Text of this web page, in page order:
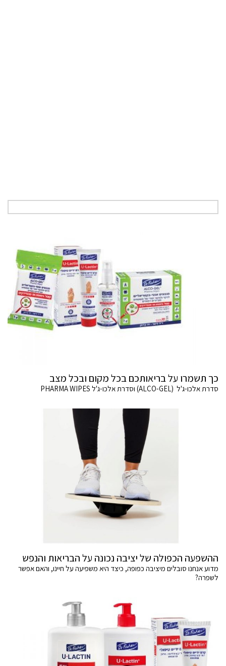
כך תשמרו על בריאותכם בכל מקום ובכל מצב
סדרת אלכו-ג'ל (ALCO-GEL) וסדרת אלכו-ג'ל PHARMA WIPES
ההשפעה הכפולה של יציבה נכונה על הבריאות והנפש
מדוע אנחנו סובלים מיציבה כפופה, כיצד היא משפיעה על חיינו, והאם אפשר
לשפרה?